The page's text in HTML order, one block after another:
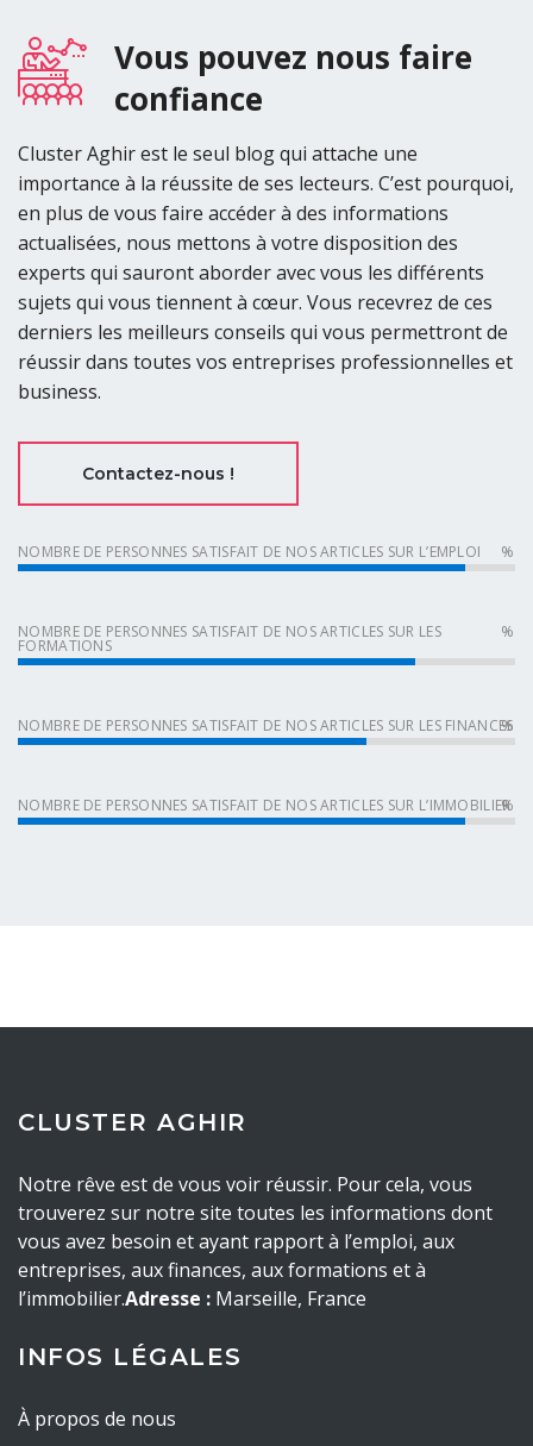
Vous pouvez nous faire
confiance
Cluster Aghir est le seul blog qui attache une
importance à la réussite de ses lecteurs. C’est pourquoi,
en plus de vous faire accéder à des informations
actualisées, nous mettons à votre disposition des
experts qui sauront aborder avec vous les différents
sujets qui vous tiennent à cœur. Vous recevrez de ces
derniers les meilleurs conseils qui vous permettront de
réussir dans toutes vos entreprises professionnelles et
business.
Contactez-nous !
NOMBRE DE PERSONNES SATISFAIT DE NOS ARTICLES SUR L’EMPLOI
NOMBRE DE PERSONNES SATISFAIT DE NOS ARTICLES SUR LES
FORMATIONS
NOMBRE DE PERSONNES SATISFAIT DE NOS ARTICLES SUR LES FINANCES
NOMBRE DE PERSONNES SATISFAIT DE NOS ARTICLES SUR L’IMMOBILIER
CLUSTER AGHIR
Notre rêve est de vous voir réussir. Pour cela, vous
trouverez sur notre site toutes les informations dont
vous avez besoin et ayant rapport à l’emploi, aux
entreprises, aux finances, aux formations et à
l’immobilier.Adresse : Marseille, France
INFOS LÉGALES
À propos de nous